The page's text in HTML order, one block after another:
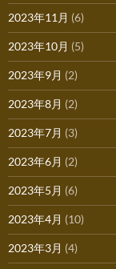
2023年11月 (6)
2023年10月 (5)
2023年9月 (2)
2023年8月 (2)
2023年7月 (3)
2023年6月 (2)
2023年5月 (6)
2023年4月 (10)
2023年3月 (4)